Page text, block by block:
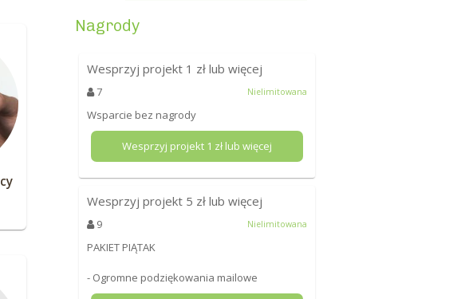
Nagrody
Wesprzyj projekt 1 zł lub więcej
7 Nielimitowana
Wsparcie bez nagrody
Wesprzyj projekt 1 zł lub więcej
Wesprzyj projekt 5 zł lub więcej
9 Nielimitowana
PAKIET PIĄTAK
- Ogromne podziękowania mailowe